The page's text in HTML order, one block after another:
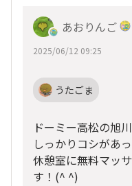
あおりんご
2025/06/12 09:25
うたごま
ドーミー高松の旭
しっかりコシがあ
休憩室に無料マッ
す！(^ ^)